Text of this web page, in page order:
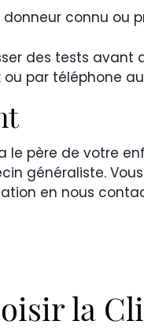
connu ou
des tests avant
ou par téléphone au
le père de votre
généraliste.
en nous
la